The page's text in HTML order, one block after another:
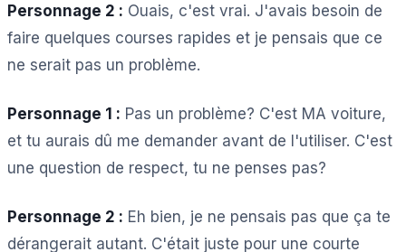
Personnage 2 : Ouais, c'est vrai. J'avais besoin de
faire quelques courses rapides et je pensais que ce
ne serait pas un problème.
Personnage 1 : Pas un problème? C'est MA voiture,
et tu aurais dû me demander avant de l'utiliser. C'est
une question de respect, tu ne penses pas?
Personnage 2 : Eh bien, je ne pensais pas que ça te
dérangerait autant. C'était juste pour une courte